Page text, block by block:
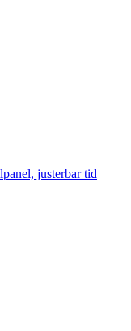
justerbar tid